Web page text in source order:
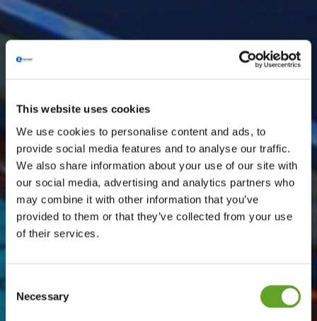
This website uses cookies
We use cookies to personalise content and ads, to
provide social media features and to analyse our traffic.
We also share information about your use of our site with
our social media, advertising and analytics partners who
may combine it with other information that you’ve
provided to them or that they’ve collected from your use
of their services.
Selection
Necessary